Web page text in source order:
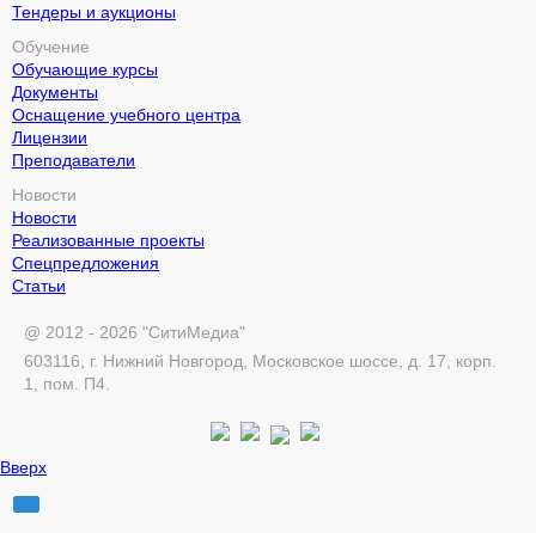
Тендеры и аукционы
Обучение
Обучающие курсы
Документы
Оснащение учебного центра
Лицензии
Преподаватели
Новости
Новости
Реализованные проекты
Спецпредложения
Статьи
@ 2012 - 2026 "СитиМедиа"
603116, г. Нижний Новгород, Московское шоссе, д. 17, корп.
1, пом. П4.
Вверх